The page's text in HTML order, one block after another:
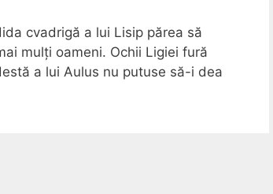
cvadrigă a lui Lisip părea să
mulți oameni. Ochii Ligiei fură
a lui Aulus nu putuse să-i dea